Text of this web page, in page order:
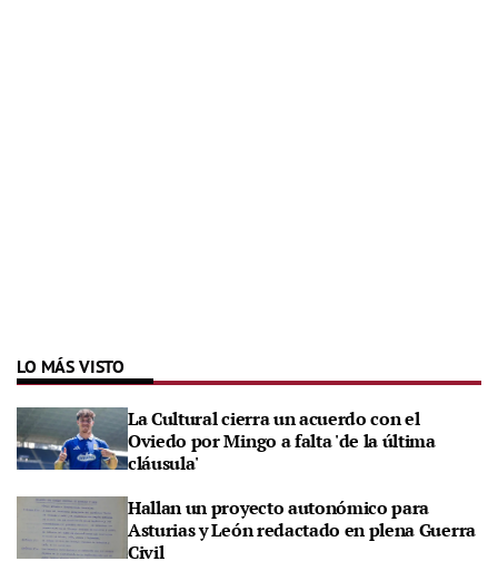
LO MÁS VISTO
La Cultural cierra un acuerdo con el
Oviedo por Mingo a falta 'de la última
cláusula'
Hallan un proyecto autonómico para
Asturias y León redactado en plena Guerra
Civil